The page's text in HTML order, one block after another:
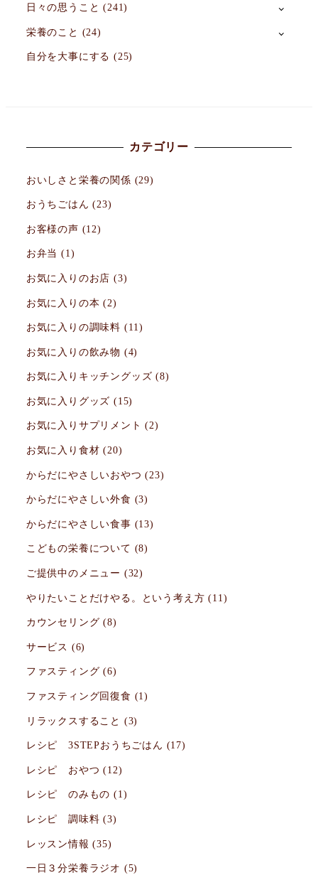
日々の思うこと (241)
栄養のこと (24)
自分を大事にする (25)
カテゴリー
おいしさと栄養の関係 (29)
おうちごはん (23)
お客様の声 (12)
お弁当 (1)
お気に入りのお店 (3)
お気に入りの本 (2)
お気に入りの調味料 (11)
お気に入りの飲み物 (4)
お気に入りキッチングッズ (8)
お気に入りグッズ (15)
お気に入りサプリメント (2)
お気に入り食材 (20)
からだにやさしいおやつ (23)
からだにやさしい外食 (3)
からだにやさしい食事 (13)
こどもの栄養について (8)
ご提供中のメニュー (32)
やりたいことだけやる。という考え方 (11)
カウンセリング (8)
サービス (6)
ファスティング (6)
ファスティング回復食 (1)
リラックスすること (3)
レシピ 3STEPおうちごはん (17)
レシピ おやつ (12)
レシピ のみもの (1)
レシピ 調味料 (3)
レッスン情報 (35)
一日３分栄養ラジオ (5)